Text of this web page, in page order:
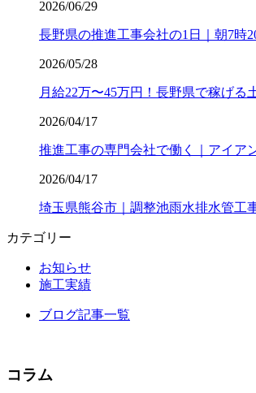
2026/06/29
長野県の推進工事会社の1日｜朝7時
2026/05/28
月給22万〜45万円！長野県で稼げる
2026/04/17
推進工事の専門会社で働く｜アイア
2026/04/17
埼玉県熊谷市｜調整池雨水排水管工
カテゴリー
お知らせ
施工実績
ブログ記事一覧
コラム